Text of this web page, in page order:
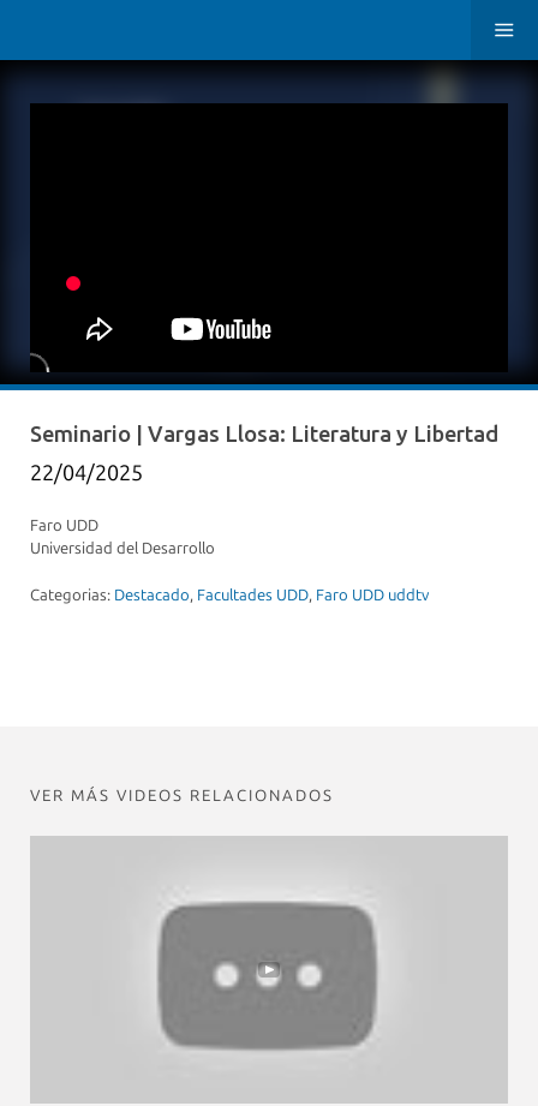
Seminario | Vargas Llosa: Literatura y Libertad
22/04/2025
Faro UDD
Universidad del Desarrollo
Categorias: Destacado, Facultades UDD, Faro UDD uddtv
VER MÁS VIDEOS RELACIONADOS